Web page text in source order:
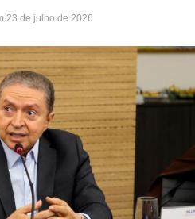
23 de julho de 2026